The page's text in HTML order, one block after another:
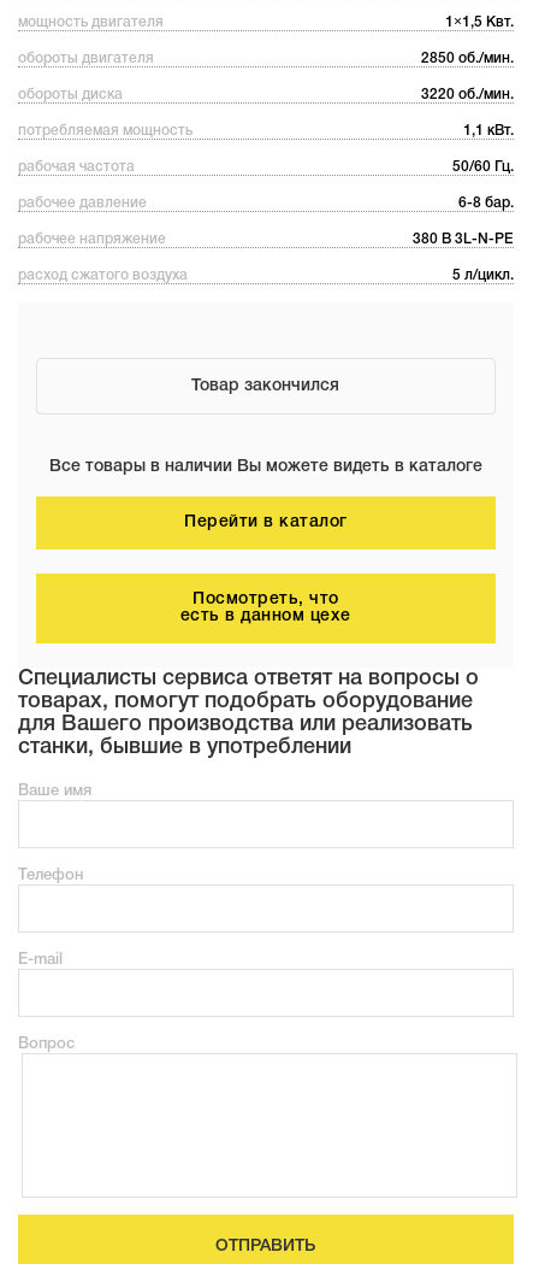
мощность двигателя 1×1,5 Квт.
обороты двигателя 2850 об./мин.
обороты диска 3220 об./мин.
потребляемая мощность 1,1 кВт.
рабочая частота 50/60 Гц.
рабочее давление 6-8 бар.
рабочее напряжение 380 В 3L-N-PE
расход сжатого воздуха 5 л/цикл.
Товар закончился
Все товары в наличии Вы можете видеть в каталоге
Перейти в каталог
Посмотреть, что
есть в данном цехе
Специалисты сервиса ответят на вопросы о
товарах, помогут подобрать оборудование
для Вашего производства или реализовать
станки, бывшие в употреблении
Ваше имя
Телефон
E-mail
Вопрос
ОТПРАВИТЬ